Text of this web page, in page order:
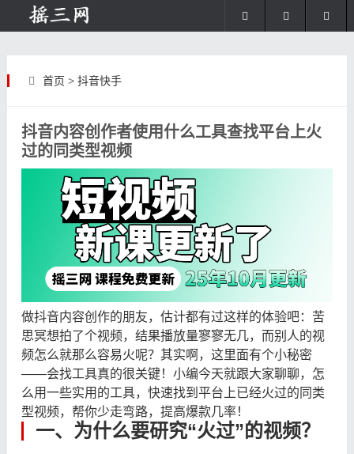
首页 > 抖音快手
抖音内容创作者使用什么工具查找平台上火
过的同类型视频
做抖音内容创作的朋友，估计都有过这样的体验吧：苦
思冥想拍了个视频，结果播放量寥寥无几，而别人的视
频怎么就那么容易火呢？其实啊，这里面有个小秘密
——会找工具真的很关键！小编今天就跟大家聊聊，怎
么用一些实用的工具，快速找到平台上已经火过的同类
型视频，帮你少走弯路，提高爆款几率！
一、为什么要研究“火过”的视频？